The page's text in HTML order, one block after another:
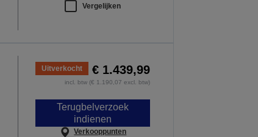
Vergelijken
Uitverkocht € 1.439,99
incl. btw (€ 1.190,07 excl. btw)
Terugbelverzoek
indienen
Verkooppunten